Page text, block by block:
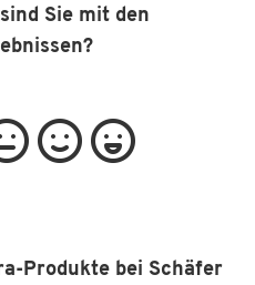
Sie mit den
Produkte bei Schäfer